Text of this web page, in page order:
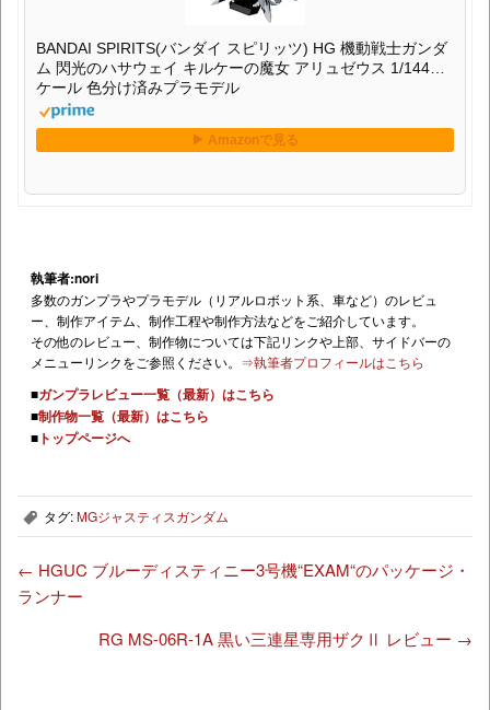
BANDAI SPIRITS(バンダイ スピリッツ) HG 機動戦士ガンダ
ム 閃光のハサウェイ キルケーの魔女 アリュゼウス 1/144ス
ケール 色分け済みプラモデル
執筆者:nori
多数のガンプラやプラモデル（リアルロボット系、車など）のレビュ
ー、制作アイテム、制作工程や制作方法などをご紹介しています。
その他のレビュー、制作物については下記リンクや上部、サイドバーの
メニューリンクをご参照ください。 ⇒執筆者プロフィールはこちら
■ガンプラレビュー一覧（最新）はこちら
■制作物一覧（最新）はこちら
■ トップページへ
, タグ:MGジャスティスガンダム
← HGUC ブルーディスティニー3号機“EXAM“のパッケージ・
ランナー
RG MS-06R-1A 黒い三連星専用ザクⅡ レビュー →